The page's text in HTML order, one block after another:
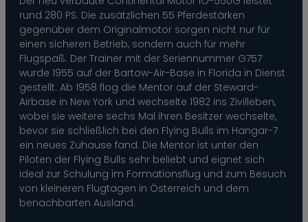
rund 280 PS. Die zusätzlichen 55 Pferdestärken
gegenüber dem Originalmotor sorgen nicht nur für
einen sicheren Betrieb, sondern auch für mehr
Flugspaß. Der Trainer mit der Seriennummer G757
wurde 1955 auf der Bartow-Air-Base in Florida in Dienst
gestellt. Ab 1958 flog die Mentor auf der Steward-
Airbase in New York und wechselte 1982 ins Zivilleben,
wobei sie weitere sechs Mal ihren Besitzer wechselte,
bevor sie schließlich bei den Flying Bulls im Hangar-7
ein neues Zuhause fand. Die Mentor ist unter den
Piloten der Flying Bulls sehr beliebt und eignet sich
ideal zur Schulung im Formationsflug und zum Besuch
von kleineren Flugtagen in Österreich und dem
benachbarten Ausland.